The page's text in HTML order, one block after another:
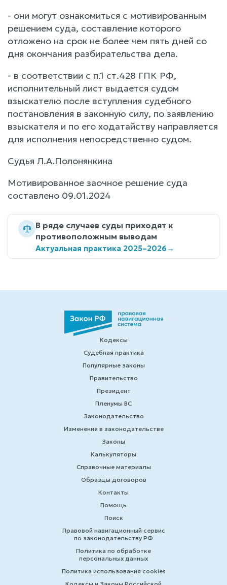
- они могут ознакомиться с мотивированным
решением суда, составление которого
отложено на срок не более чем пять дней со
дня окончания разбирательства дела.
- в соответствии с п.1 ст.428 ГПК РФ,
исполнительный лист выдается судом
взыскателю после вступления судебного
постановления в законную силу, по заявлению
взыскателя и по его ходатайству направляется
для исполнения непосредственно судом.
Судья Л.А.Полонянкина
Мотивированное заочное решение суда
составлено 09.01.2024
В ряде случаев суды приходят к
противоположным выводам
Актуальная практика 2025–2026→
Кодексы
Судебная практика
Популярные законы
Правительство
Президент
Пленумы ВС
Законодательство
Изменения в законодательстве
Законы
Калькуляторы
Справочные материалы
Образцы договоров
Контакты
Помощь
Поиск
Правовой навигационный сервис
по законодательству РФ
Политика по обработке
персональных данных
Политика использования cookies